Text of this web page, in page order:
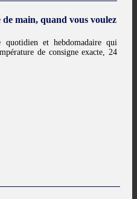
main, quand vous voulez
quotidien et hebdomadaire qui
de consigne exacte, 24